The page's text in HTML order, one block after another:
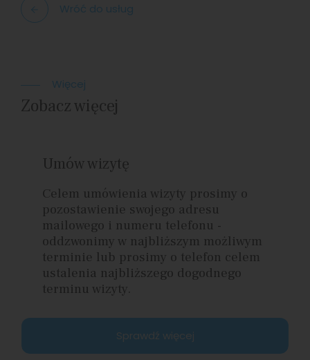
Wróć do usług
Więcej
Zobacz więcej
Umów wizytę
Celem umówienia wizyty prosimy o
pozostawienie swojego adresu
mailowego i numeru telefonu -
oddzwonimy w najbliższym możliwym
terminie lub prosimy o telefon celem
ustalenia najbliższego dogodnego
terminu wizyty.
Sprawdź więcej